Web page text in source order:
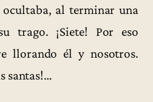
ocultaba, al terminar una
trago. ¡Siete! Por eso
llorando él y nosotros.
santas!…